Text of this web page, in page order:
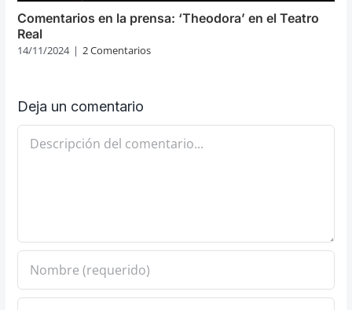
Comentarios en la prensa: ‘Theodora’ en el Teatro
Real
14/11/2024 | 2 Comentarios
Deja un comentario
Comentario